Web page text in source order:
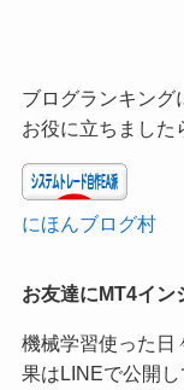
ブログランキング
お役に立ちました
にほんブログ村
お友達にMT4イン
機械学習使った日
果はLINEで公開